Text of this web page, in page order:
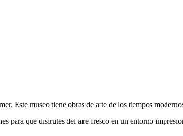
Este museo tiene obras de arte de los tiempos
para que disfrutes del aire fresco en un entorno